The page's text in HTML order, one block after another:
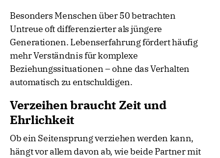
Besonders Menschen über 50 betrachten
Untreue oft differenzierter als jüngere
Generationen. Lebenserfahrung fördert häufig
mehr Verständnis für komplexe
Beziehungssituationen – ohne das Verhalten
automatisch zu entschuldigen.
Verzeihen braucht Zeit und
Ehrlichkeit
Ob ein Seitensprung verziehen werden kann,
hängt vor allem davon ab, wie beide Partner mit